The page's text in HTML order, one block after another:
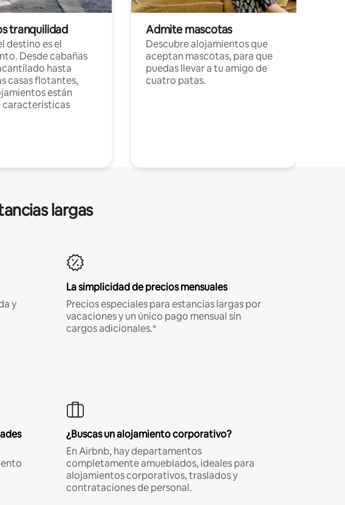
tranquilidad
destino es el
Desde cabañas
hasta
casas flotantes,
están
características
Admite mascotas
Descubre alojamientos que
aceptan mascotas, para que
puedas llevar a tu amigo de
cuatro patas.
largas
y
La simplicidad de precios mensuales
Precios especiales para estancias largas por
vacaciones y un único pago mensual sin
cargos adicionales.*
¿Buscas un alojamiento corporativo?
En Airbnb, hay departamentos
completamente amueblados, ideales para
alojamientos corporativos, traslados y
contrataciones de personal.